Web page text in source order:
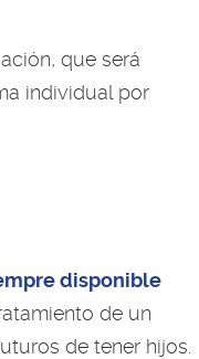
que será
individual por
disponible
de un
de tener hijos.